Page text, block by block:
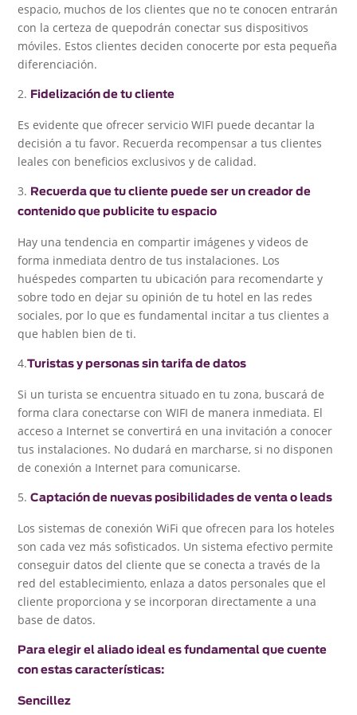
espacio, muchos de los clientes que no te conocen entrarán
con la certeza de quepodrán conectar sus dispositivos
móviles. Estos clientes deciden conocerte por esta pequeña
diferenciación.
2. Fidelización de tu cliente
Es evidente que ofrecer servicio WIFI puede decantar la
decisión a tu favor. Recuerda recompensar a tus clientes
leales con beneficios exclusivos y de calidad.
3. Recuerda que tu cliente puede ser un creador de
contenido que publicite tu espacio
Hay una tendencia en compartir imágenes y videos de
forma inmediata dentro de tus instalaciones. Los
huéspedes comparten tu ubicación para recomendarte y
sobre todo en dejar su opinión de tu hotel en las redes
sociales, por lo que es fundamental incitar a tus clientes a
que hablen bien de ti.
4.Turistas y personas sin tarifa de datos
Si un turista se encuentra situado en tu zona, buscará de
forma clara conectarse con WIFI de manera inmediata. El
acceso a Internet se convertirá en una invitación a conocer
tus instalaciones. No dudará en marcharse, si no disponen
de conexión a Internet para comunicarse.
5.Captación de nuevas posibilidades de venta o leads
Los sistemas de conexión WiFi que ofrecen para los hoteles
son cada vez más sofisticados. Un sistema efectivo permite
conseguir datos del cliente que se conecta a través de la
red del establecimiento, enlaza a datos personales que el
cliente proporciona y se incorporan directamente a una
base de datos.
Para elegir el aliado ideal es fundamental que cuente
con estas características:
Sencillez